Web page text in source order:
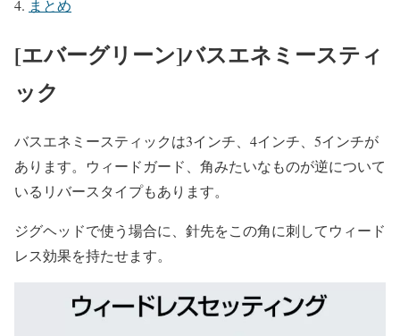
まとめ
[エバーグリーン]バスエネミースティ
ック
バスエネミースティックは3インチ、4インチ、5インチが
あります。ウィードガード、角みたいなものが逆について
いるリバースタイプもあります。
ジグヘッドで使う場合に、針先をこの角に刺してウィード
レス効果を持たせます。